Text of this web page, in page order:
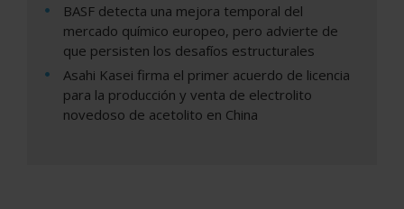
BASF detecta una mejora temporal del
mercado químico europeo, pero advierte de
que persisten los desafíos estructurales
Asahi Kasei firma el primer acuerdo de licencia
para la producción y venta de electrolito
novedoso de acetolito en China